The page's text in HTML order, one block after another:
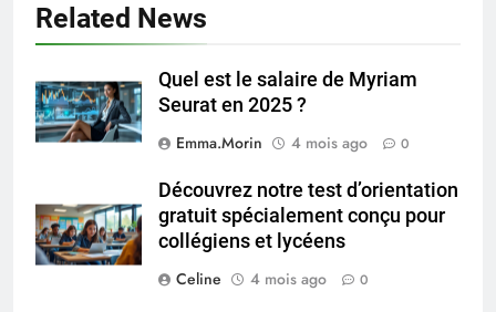
Related News
Quel est le salaire de Myriam
Seurat en 2025 ?
Emma.Morin
4 mois ago 0
Découvrez notre test d’orientation
gratuit spécialement conçu pour
collégiens et lycéens
Celine
4 mois ago 0